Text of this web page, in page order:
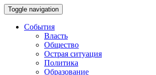
Toggle navigation
События
Власть
Общество
Острая ситуация
Политика
Образование